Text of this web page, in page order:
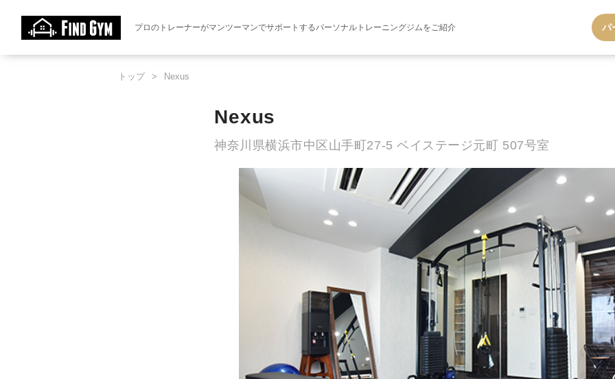
プロのトレーナーがマンツーマンでサポートするパーソナルトレーニングジムをご紹介 パ
トップ > Nexus
Nexus
神奈川県横浜市中区山手町27‐5 ベイステージ元町 507号室